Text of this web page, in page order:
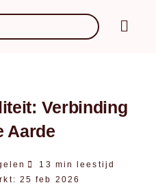
Main
Menu
Verbinding
Aarde
13 min leestijd
25 feb 2026